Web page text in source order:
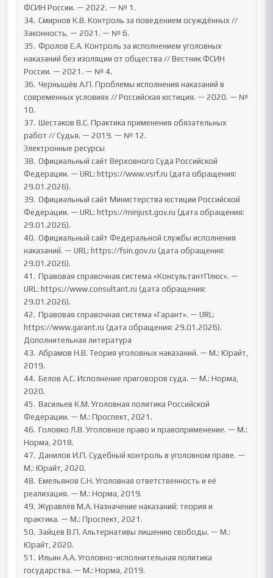
ФСИН России. — 2022. — № 1.
34.	Смирнов К.В. Контроль за поведением осуждённых //
Законность. — 2021. — № 6.
35.	Фролов Е.А. Контроль за исполнением уголовных
наказаний без изоляции от общества // Вестник ФСИН
России. — 2021. — № 4.
36.	Чернышёв А.П. Проблемы исполнения наказаний в
современных условиях // Российская юстиция. — 2020. — №
10.
37.	Шестаков В.С. Практика применения обязательных
работ // Судья. — 2019. — № 12.
Электронные ресурсы
38.	Официальный сайт Верховного Суда Российской
Федерации. — URL: https://www.vsrf.ru (дата обращения:
29.01.2026).
39.	Официальный сайт Министерства юстиции Российской
Федерации. — URL: https://minjust.gov.ru (дата обращения:
29.01.2026).
40.	Официальный сайт Федеральной службы исполнения
наказаний. — URL: https://fsin.gov.ru (дата обращения:
29.01.2026).
41.	Правовая справочная система «КонсультантПлюс». —
URL: https://www.consultant.ru (дата обращения:
29.01.2026).
42.	Правовая справочная система «Гарант». — URL:
https://www.garant.ru (дата обращения: 29.01.2026).
Дополнительная литература
43.	Абрамов Н.В. Теория уголовных наказаний. — М.: Юрайт,
2019.
44.	Белов А.С. Исполнение приговоров суда. — М.: Норма,
2020.
45.	Васильев К.М. Уголовная политика Российской
Федерации. — М.: Проспект, 2021.
46.	Головко Л.В. Уголовное право и правоприменение. — М.:
Норма, 2018.
47.	Данилов И.П. Судебный контроль в уголовном праве. —
М.: Юрайт, 2020.
48.	Емельянов С.Н. Уголовная ответственность и её
реализация. — М.: Норма, 2019.
49.	Журавлёв М.А. Назначение наказаний: теория и
практика. — М.: Проспект, 2021.
50.	Зайцев В.П. Альтернативы лишению свободы. — М.:
Юрайт, 2020.
51.	Ильин А.А. Уголовно-исполнительная политика
государства. — М.: Норма, 2019.